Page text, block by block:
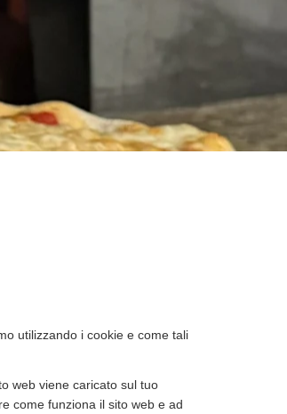
utilizzando i cookie e come tali
web viene caricato sul tuo
come funziona il sito web e ad